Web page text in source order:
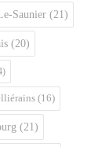
Saunier (21)
(20)
(16)
(21)